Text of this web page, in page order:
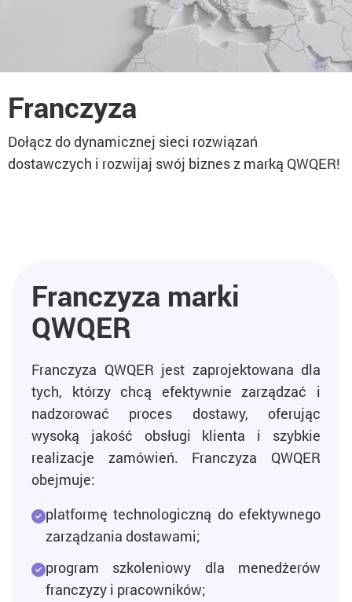
Franczyza
Dołącz do dynamicznej sieci rozwiązań
dostawczych i rozwijaj swój biznes z marką QWQER!
Franczyza marki
QWQER
Franczyza QWQER jest zaprojektowana dla
tych, którzy chcą efektywnie zarządzać i
nadzorować proces dostawy, oferując
wysoką jakość obsługi klienta i szybkie
realizacje zamówień. Franczyza QWQER
obejmuje:
platformę technologiczną do efektywnego
zarządzania dostawami;
program szkoleniowy dla menedżerów
franczyzy i pracowników;